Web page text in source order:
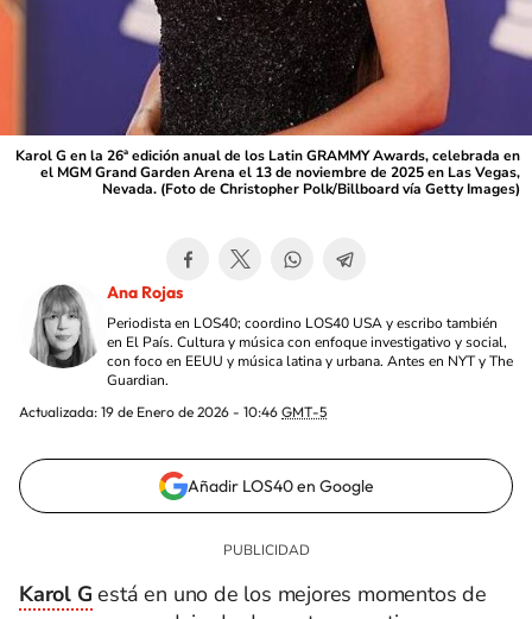
Karol G en la 26ª edición anual de los Latin GRAMMY Awards, celebrada en
el MGM Grand Garden Arena el 13 de noviembre de 2025 en Las Vegas,
Nevada. (Foto de Christopher Polk/Billboard vía Getty Images)
Ana Rojas
Periodista en LOS40; coordino LOS40 USA y escribo también
en El País. Cultura y música con enfoque investigativo y social,
con foco en EEUU y música latina y urbana. Antes en NYT y The
Guardian.
Actualizada: 19 de Enero de 2026 - 10:46 GMT-5
Añadir LOS40 en Google
Karol G está en uno de los mejores momentos de